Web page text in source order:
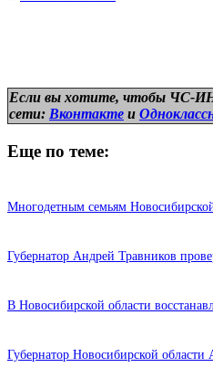
Если вы хотите, чтобы ЧС-
сети: Вконтакте и
Еще по теме:
Многодетным семьям
Губернатор Андрей Травников
В Новосибирской области
Губернатор Новосибирской